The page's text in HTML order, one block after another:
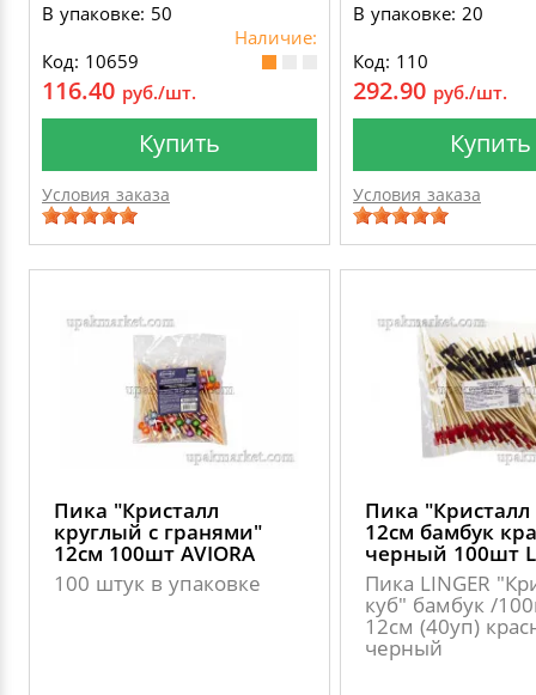
В упаковке: 50
Наличие:
Код: 10659
116.40 руб./шт.
Купить
Условия заказа
В упаковке: 20
Код: 110
292.90 руб./шт.
Купить
Условия заказа
Пика "Кристалл
круглый с гранями"
12см 100шт AVIORA
100 штук в упаковке
Пика "Кристалл
12см бамбук
черный 100шт
Пика LINGER
куб" бамбук /
12см (40уп)
черный